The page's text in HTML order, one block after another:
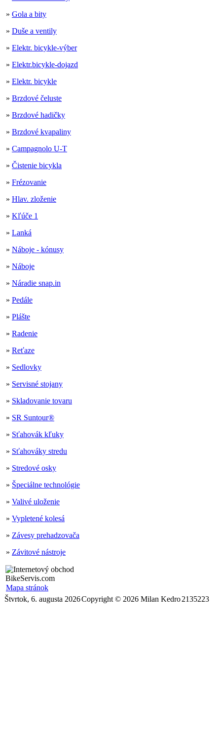
» Gola a bity
» Duše a ventily
» Elektr. bicykle-výber
» Elektr.bicykle-dojazd
» Elektr. bicykle
» Brzdové čeluste
» Brzdové hadičky
» Brzdové kvapaliny
» Campagnolo U-T
» Čistenie bicykla
» Frézovanie
» Hlav. zloženie
» Kľúče 1
» Lanká
» Náboje - kónusy
» Náboje
» Náradie snap.in
» Pedále
» Plášte
» Radenie
» Reťaze
» Sedlovky
» Servisné stojany
» Skladovanie tovaru
» SR Suntour®
» Sťahovák kľuky
» Sťahováky stredu
» Stredové osky
» Špeciálne technológie
» Valivé uloženie
» Vypletené kolesá
» Závesy prehadzovača
» Závitové nástroje
Mapa stránok
Štvrtok, 6. augusta 2026Copyright © 2026 Milan Kedro2135223